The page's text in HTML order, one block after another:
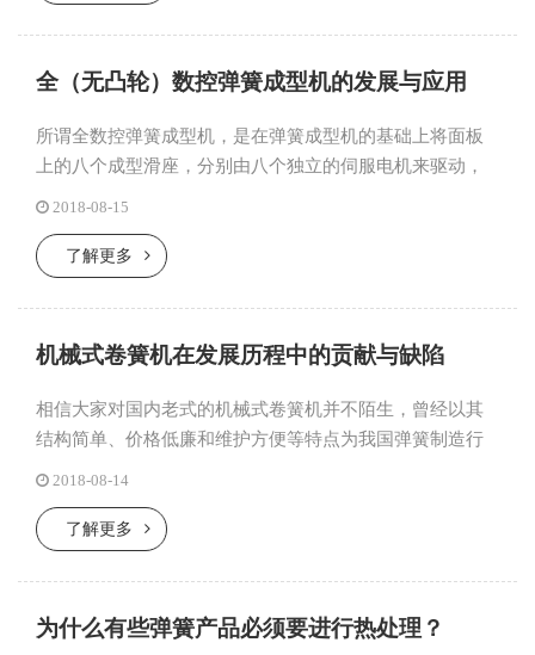
全（无凸轮）数控弹簧成型机的发展与应用
所谓全数控弹簧成型机，是在弹簧成型机的基础上将面板
上的八个成型滑座，分别由八个独立的伺服电机来驱动，
2018-08-15
了解更多
机械式卷簧机在发展历程中的贡献与缺陷
相信大家对国内老式的机械式卷簧机并不陌生，曾经以其
结构简单、价格低廉和维护方便等特点为我国弹簧制造行
2018-08-14
了解更多
为什么有些弹簧产品必须要进行热处理？